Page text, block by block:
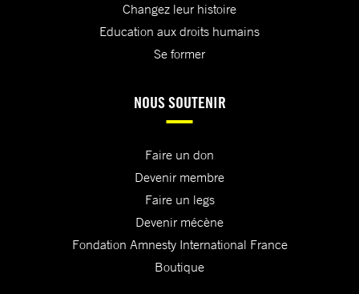
Changez leur histoire
Education aux droits humains
Se former
NOUS SOUTENIR
Faire un don
Devenir membre
Faire un legs
Devenir mécène
Fondation Amnesty International France
Boutique